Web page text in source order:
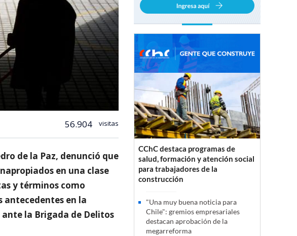
56.904 visitas
de la Paz, denunció que
en una clase
y términos como
antecedentes en la
la Brigada de Delitos
CChC destaca programas de
salud, formación y atención social
para trabajadores de la
construcción
"Una muy buena noticia para
Chile": gremios empresariales
destacan aprobación de la
megarreforma